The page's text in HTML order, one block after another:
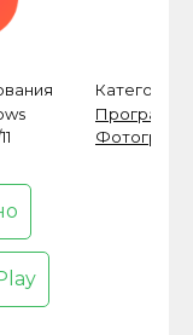
Категория
Программы